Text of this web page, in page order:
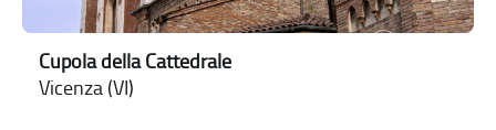
Cupola della Cattedrale
Vicenza (VI)